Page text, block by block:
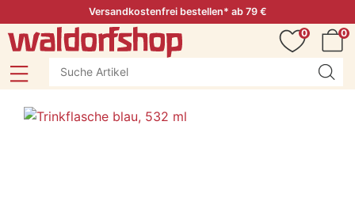
Versandkostenfrei bestellen* ab 79 €
0
0